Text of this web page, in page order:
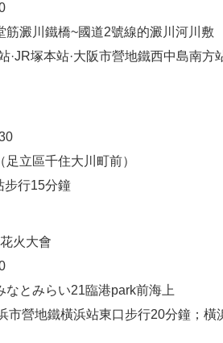
澱川鐵橋~國道2號線的澱川河川敷
·JR塚本站·大阪市營地鐵西中島南方
立區千住大川町前）
步行15分鐘
火大會
とみらい21臨港park前海上
市營地鐵橫浜站東口步行20分鐘；